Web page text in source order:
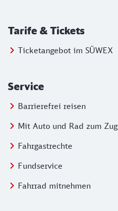
Tarife & Tickets
Ticketangebot im SÜWEX
Service
Barrierefrei reisen
Mit Auto und Rad zum Zug
Fahrgastrechte
Fundservice
Fahrrad mitnehmen